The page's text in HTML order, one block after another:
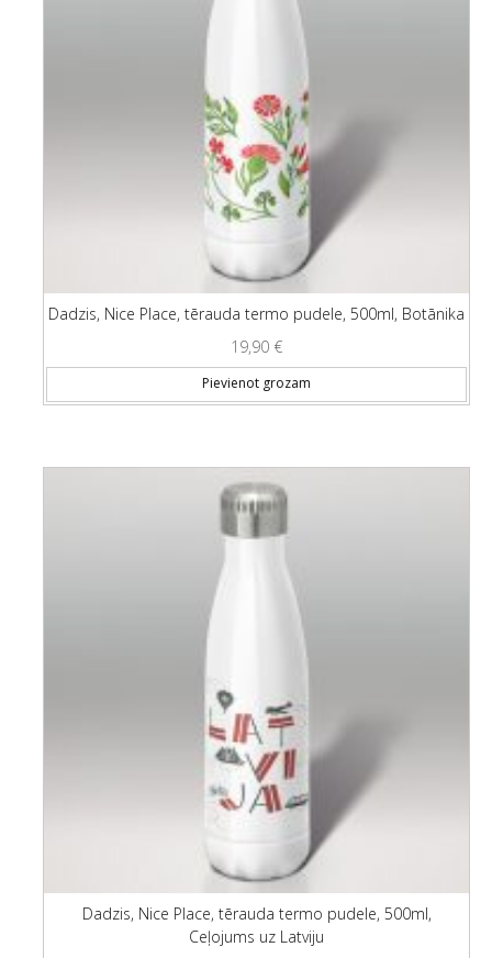
Dadzis, Nice Place, tērauda termo pudele, 500ml, Botānika
19,90 €
Pievienot grozam
Dadzis, Nice Place, tērauda termo pudele, 500ml,
Ceļojums uz Latviju